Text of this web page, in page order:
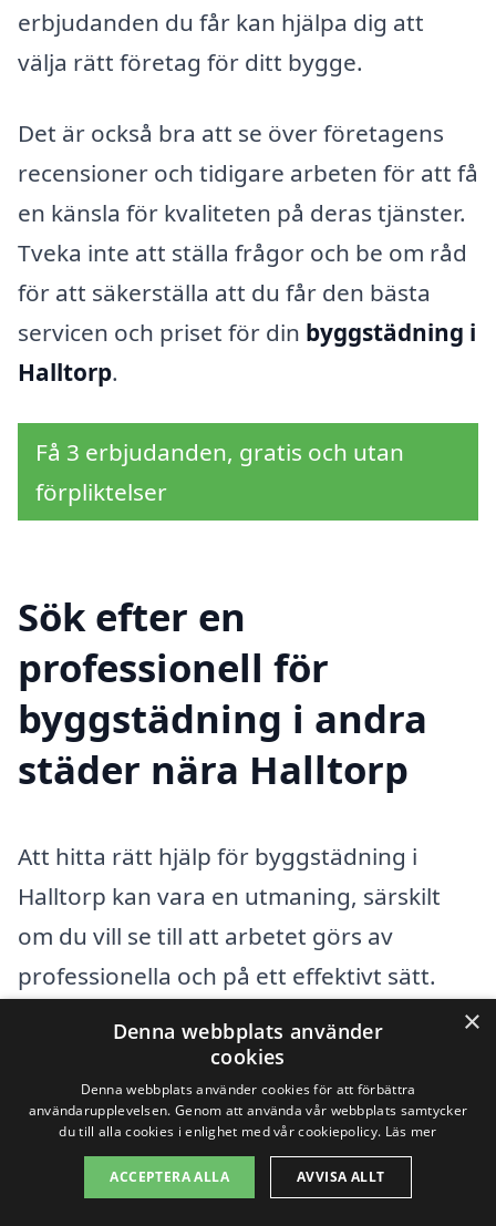
erbjudanden du får kan hjälpa dig att
välja rätt företag för ditt bygge.
Det är också bra att se över företagens
recensioner och tidigare arbeten för att få
en känsla för kvaliteten på deras tjänster.
Tveka inte att ställa frågor och be om råd
för att säkerställa att du får den bästa
servicen och priset för din byggstädning i
Halltorp.
Få 3 erbjudanden, gratis och utan
förpliktelser
Sök efter en
professionell för
byggstädning i andra
städer nära Halltorp
Att hitta rätt hjälp för byggstädning i
Halltorp kan vara en utmaning, särskilt
om du vill se till att arbetet görs av
professionella och på ett effektivt sätt.
Byggstädning är en viktig del av
renoverings- och byggprocessen, och det
kan vara fördelaktigt att jämföra olika
tjänster och priser från företag i
närområdet. Genom att använda
×
Denna webbplats använder
cookies
Denna webbplats använder cookies för att förbättra
användarupplevelsen. Genom att använda vår webbplats samtycker
du till alla cookies i enlighet med vår cookiepolicy. Läs mer
ACCEPTERA ALLA AVVISA ALLT